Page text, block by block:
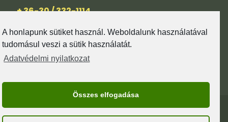
+ 36-30 / 332-1114
© GEPI-SZOLOTELEPITES.HU I MINDEN JOG
A honlapunk sütiket használ. Weboldalunk használatával
tudomásul veszi a sütik használatát.
Adatvédelmi nyilatkozat
Összes elfogadása